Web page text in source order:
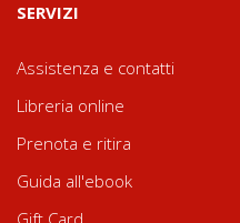
SERVIZI
Assistenza e contatti
Libreria online
Prenota e ritira
Guida all'ebook